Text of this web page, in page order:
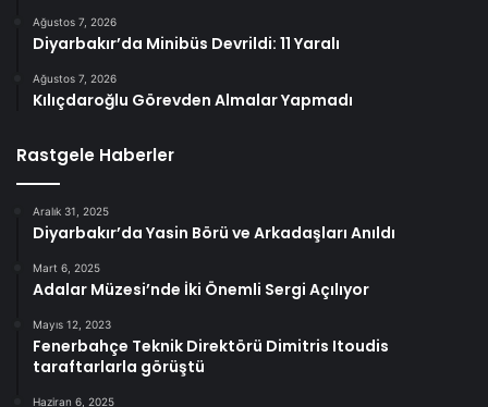
Ağustos 7, 2026
Diyarbakır’da Minibüs Devrildi: 11 Yaralı
Ağustos 7, 2026
Kılıçdaroğlu Görevden Almalar Yapmadı
Rastgele Haberler
Aralık 31, 2025
Diyarbakır’da Yasin Börü ve Arkadaşları Anıldı
Mart 6, 2025
Adalar Müzesi’nde İki Önemli Sergi Açılıyor
Mayıs 12, 2023
Fenerbahçe Teknik Direktörü Dimitris Itoudis
taraftarlarla görüştü
Haziran 6, 2025